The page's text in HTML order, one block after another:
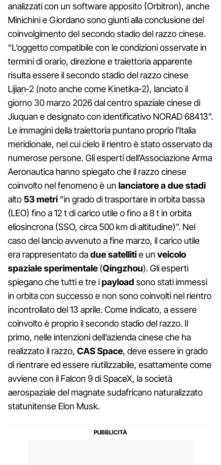
analizzati con un software apposito (Orbitron), anche
Minichini e Giordano sono giunti alla conclusione del
coinvolgimento del secondo stadio del razzo cinese.
“L’oggetto compatibile con le condizioni osservate in
termini di orario, direzione e traiettoria apparente
risulta essere il secondo stadio del razzo cinese
Lijian‑2 (noto anche come Kinetika‑2), lanciato il
giorno 30 marzo 2026 dal centro spaziale cinese di
Jiuquan e designato con identificativo NORAD 68413”.
Le immagini della traiettoria puntano proprio l’Italia
meridionale, nel cui cielo il rientro è stato osservato da
numerose persone. Gli esperti dell’Associazione Arma
Aeronautica hanno spiegato che il razzo cinese
coinvolto nel fenomeno è un lanciatore a due stadi
alto 53 metri “in grado di trasportare in orbita bassa
(LEO) fino a 12 t di carico utile o fino a 8 t in orbita
eliosincrona (SSO, circa 500 km di altitudine)”. Nel
caso del lancio avvenuto a fine marzo, il carico utile
era rappresentato dadue satellitie un veicolo
spaziale sperimentale (Qingzhou). Gli esperti
spiegano che tutti e tre ipayload sono stati immessi
in orbita con successo e non sono coinvolti nel rientro
incontrollato del 13 aprile. Come indicato, a essere
coinvolto è proprio il secondo stadio del razzo. Il
primo, nelle intenzioni dell’azienda cinese che ha
realizzato il razzo, CAS Space, deve essere in grado
di rientrare ed essere riutilizzabile, esattamente come
avviene con il Falcon 9 di SpaceX, la società
aerospaziale del magnate sudafricano naturalizzato
statunitense Elon Musk.